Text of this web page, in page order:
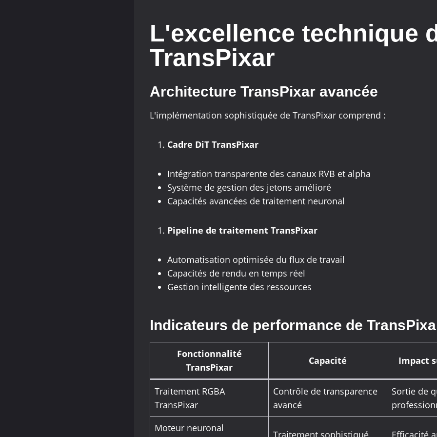
L'excellence technique
TransPixar
Architecture TransPixar avancée
L'implémentation sophistiquée de TransPixar comprend :
Cadre DiT TransPixar
Intégration transparente des canaux RVB et alpha
Système de gestion des jetons amélioré
Capacités avancées de traitement neuronal
Pipeline de traitement TransPixar
Automatisation optimisée du flux de travail
Capacités de rendu en temps réel
Gestion intelligente des ressources
Indicateurs de performance de
Fonctionnalité
TransPixar
Capacité Impact
Traitement RGBA
TransPixar
Contrôle de transparence
avancé
Sortie de
Moteur neuronal
Traitement sophistiqué Efficacité